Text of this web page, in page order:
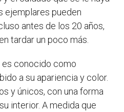
ejemplares pueden
antes de los 20 años,
tardar un poco más.
es conocido como
a su apariencia y color.
y únicos, con una forma
interior. A medida que